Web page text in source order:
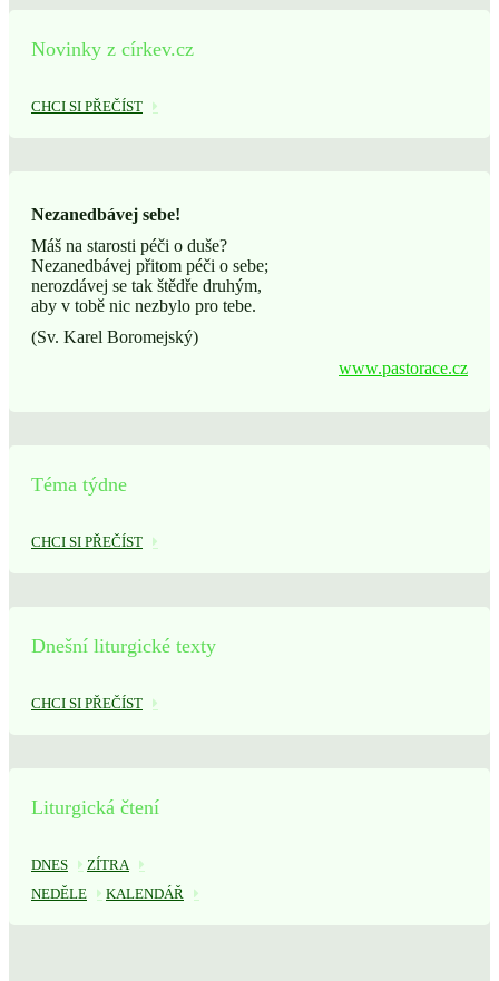
Novinky z církev.cz
CHCI SI PŘEČÍST
Nezanedbávej sebe!
Máš na starosti péči o duše?
Nezanedbávej přitom péči o sebe;
nerozdávej se tak štědře druhým,
aby v tobě nic nezbylo pro tebe.
(Sv. Karel Boromejský)
www.pastorace.cz
Téma týdne
CHCI SI PŘEČÍST
Dnešní liturgické texty
CHCI SI PŘEČÍST
Liturgická čtení
DNES
ZÍTRA
NEDĚLE
KALENDÁŘ